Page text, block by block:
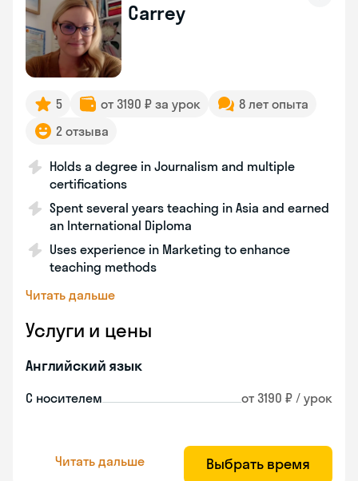
Carrey
5 от 3190 ₽ за урок
8 лет опыта
2 отзыва
Holds a degree in Journalism and multiple
certifications
Spent several years teaching in Asia and earned
an International Diploma
Uses experience in Marketing to enhance
teaching methods
Читать дальше
Услуги и цены
Английский язык
С носителем от 3190 ₽ / урок
Читать дальше Выбрать время